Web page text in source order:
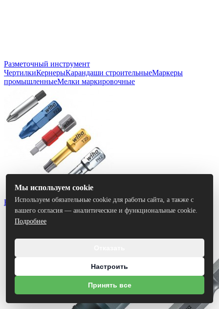
Разметочный инструмент
ЧертилкиКернерыКарандаши строительныеМаркеры
промышленныеМелки маркировочные
Биты
Мы используем cookie
Используем обязательные cookie для работы сайта, а также с
вашего согласия — аналитические и функциональные cookie.
Подробнее
Настроить
Принять все